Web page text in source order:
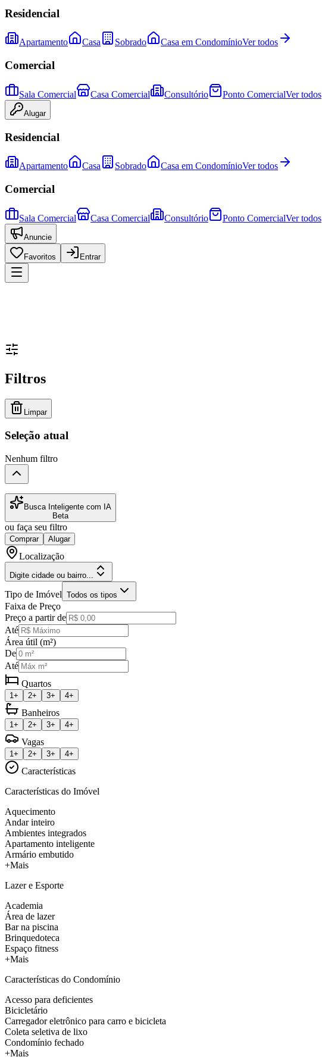
Residencial
Apartamento Casa Sobrado Casa em CondomínioVer todos
Comercial
Sala Comercial Casa Comercial Consultório Ponto ComercialVer todos
Alugar
Residencial
Apartamento Casa Sobrado Casa em CondomínioVer todos
Comercial
Sala Comercial Casa Comercial Consultório Ponto ComercialVer todos
Anuncie
Favoritos Entrar
Filtros
Limpar
Seleção atual
Nenhum filtro
Busca Inteligente com IA
Beta
ou faça seu filtro
Comprar Alugar
Localização
Digite cidade ou bairro...
Tipo de Imóvel Todos os tipos
Faixa de Preço
Preço a partir de
Até
Área útil (m²)
De
Até
Quartos
1+ 2+ 3+ 4+
Banheiros
1+ 2+ 3+ 4+
Vagas
1+ 2+ 3+ 4+
Características
Características do Imóvel
Aquecimento
Andar inteiro
Ambientes integrados
Apartamento inteligente
Armário embutido
+Mais
Lazer e Esporte
Academia
Área de lazer
Bar na piscina
Brinquedoteca
Espaço fitness
+Mais
Características do Condomínio
Acesso para deficientes
Bicicletário
Carregador eletrônico para carro e bicicleta
Coleta seletiva de lixo
Condomínio fechado
+Mais